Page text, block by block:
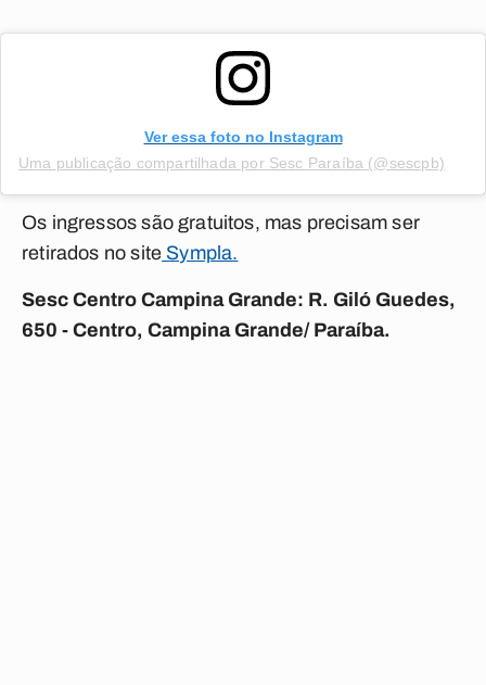
Ver essa foto no Instagram
Uma publicação compartilhada por Sesc Paraíba (@sescpb)
Os ingressos são gratuitos, mas precisam ser
retirados no site Sympla.
Sesc Centro Campina Grande: R. Giló Guedes,
650 - Centro, Campina Grande/ Paraíba.